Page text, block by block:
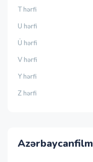
T hərfi
U hərfi
Ü hərfi
V hərfi
Y hərfi
Z hərfi
Azərbaycanfilm